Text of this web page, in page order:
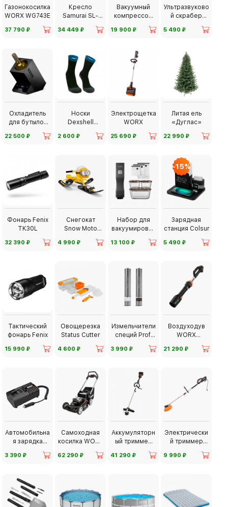
Газонокосилка
WORX WG743E
37 790 ⃏
Кресло
Samurai SL-
34 449 ⃏
Вакуумный
компрессор
GourmetVAC
19 900 ⃏
Ультразвуково
й скрабер
Olzori U-Sonic
5 490 ⃏
Охладитель
для бутылок
22 500 ⃏
Носки
Dexshell
Running Lite
2 600 ⃏
Электрощетка
WORX
25 690 ⃏
Литая ель
«Дуглас»
22 990 ⃏
Фонарь Fenix
TK30L
32 390 ⃏
Снегокат
Snow Moto
4 990 ⃏
Набор для
вакуумирован
13 100 ⃏
-15%
Зарядная
станция Colsur
5 490 ⃏
Тактический
фонарь Fenix
15 990 ⃏
Овощерезка
Status Cutter
4 600 ⃏
Измельчители
специй Profi
3 990 ⃏
Воздуходув
WORX
21 290 ⃏
Автомобильна
я зарядка
3 390 ⃏
Самоходная
косилка WORX
62 290 ⃏
Аккумуляторн
ый триммер
WORX NITRO
41 290 ⃏
Электрически
й триммер
9 990 ⃏